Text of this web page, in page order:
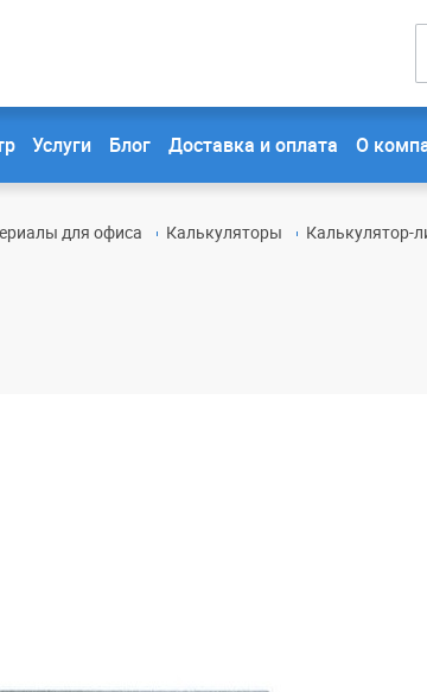
Услуги Блог Доставка и оплата О
для офиса Калькуляторы Калькулятор-